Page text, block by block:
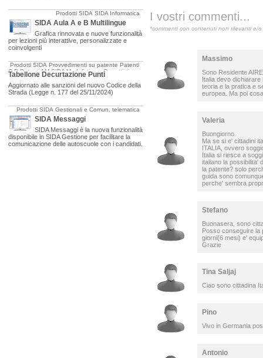
Prodotti SIDA SIDA Informatica
SIDA Aula A e B Multilingue
Grafica rinnovata e nuove funzionalità
per lezioni più interattive, personalizzate e
coinvolgenti
Prodotti SIDA Provvedimenti su patente Patenti
C-D Patenti AM SIDA Modulistica e Oggettistica
Tabellone Decurtazione Punti
Aggiornato alle sanzioni del nuovo Codice della
Strada (Legge n. 177 del 25/11/2024)
Prodotti SIDA Gestionali e Comun. telematica
SIDA Messaggi
SIDA Messaggi è la nuova funzionalità
disponibile in SIDA Gestione per facilitare la
comunicazione delle autoscuole con i candidati.
I vostri commenti...
*commenti con contenuti non rilevanti e/
Massimo
Sono Residente
Italia devo
teoria e la pratica e
europea. Ma poi
Valeria
Buongiorno.
Ma se si e' cittadini
ITALIA, ovvero
Italia si riesce a
italiano la possibilita'
la patente? solo
guida sono
perche' sembra
Stefano
Buonasera, sono
Posso conseguire la
giorni(6 mesi) e'
Grazie
Tina Saljaj
Ciao sono cittadina
Pino
Vivo in Germania
Antonio